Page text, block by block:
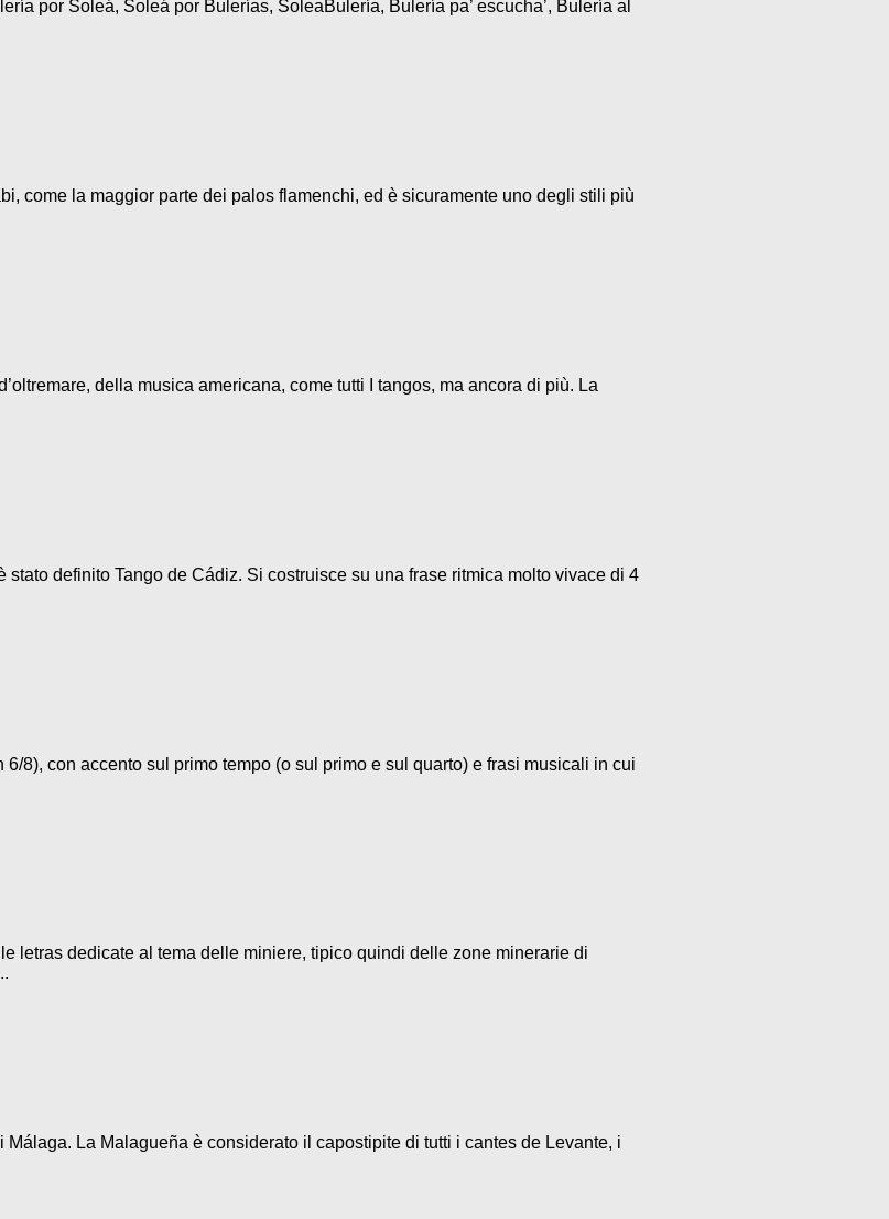
por Soleá, Soleá por Bulerías, SoleaBulería, Bulería pa’ escucha’, Bulería al
come la maggior parte dei palos flamenchi, ed è sicuramente uno degli stili più
della musica americana, come tutti I tangos, ma ancora di più. La
definito Tango de Cádiz. Si costruisce su una frase ritmica molto vivace di 4
8), con accento sul primo tempo (o sul primo e sul quarto) e frasi musicali in cui
letras dedicate al tema delle miniere, tipico quindi delle zone minerarie di
La Malagueña è considerato il capostipite di tutti i cantes de Levante, i